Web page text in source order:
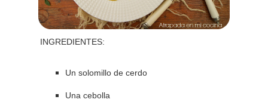
INGREDIENTES:
Un solomillo de cerdo
Una cebolla